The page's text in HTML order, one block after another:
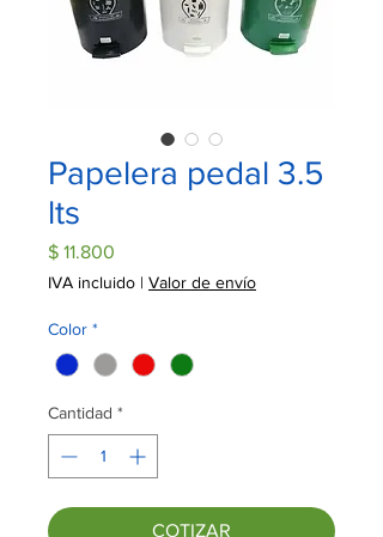
Papelera pedal 3.5
lts
$ 11.800
IVA incluido | Valor de envío
Color *
Cantidad *
COTIZAR